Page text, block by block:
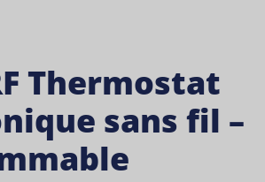
Thermostat
sans fil –